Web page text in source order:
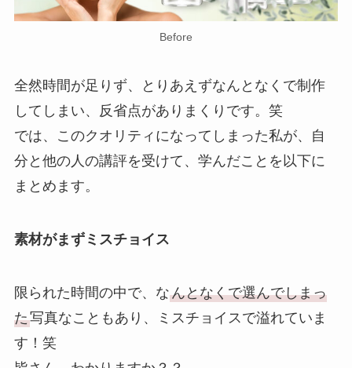
Before
全然時間が足りず、とりあえずなんとなくで制作
してしまい、反省点がありまくりです。笑
では、このクオリティになってしまった私が、自
分と他の人の講評を受けて、学んだことを以下に
まとめます。
素材がまずミスチョイス
限られた時間の中で、なんとなくで選んでしまっ
た写真なこともあり、ミスチョイスで溢れていま
す！笑